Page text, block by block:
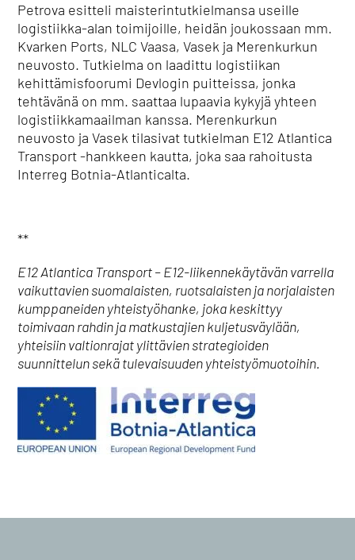
Petrova esitteli maisterintutkielmansa useille
logistiikka-alan toimijoille, heidän joukossaan mm.
Kvarken Ports, NLC Vaasa, Vasek ja Merenkurkun
neuvosto. Tutkielma on laadittu logistiikan
kehittämisfoorumi Devlogin puitteissa, jonka
tehtävänä on mm. saattaa lupaavia kykyjä yhteen
logistiikkamaailman kanssa. Merenkurkun
neuvosto ja Vasek tilasivat tutkielman E12 Atlantica
Transport -hankkeen kautta, joka saa rahoitusta
Interreg Botnia-Atlanticalta.
**
E12 Atlantica Transport – E12-liikennekäytävän varrella
vaikuttavien suomalaisten, ruotsalaisten ja norjalaisten
kumppaneiden yhteistyöhanke, joka keskittyy
toimivaan rahdin ja matkustajien kuljetusväylään,
yhteisiin valtionrajat ylittävien strategioiden
suunnittelun sekä tulevaisuuden yhteistyömuotoihin.